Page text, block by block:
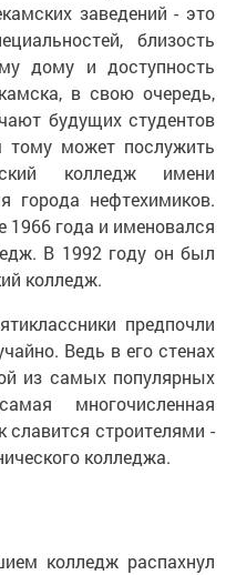
заведений - это
близость
дому и доступность
в свою очередь,
будущих студентов
может послужить
колледж имени
города нефтехимиков.
года и именовался
В 1992 году он был
колледж.
предпочли
Ведь в его стенах
из самых популярных
многочисленная
строителями -
колледжа.
колледж распахнул